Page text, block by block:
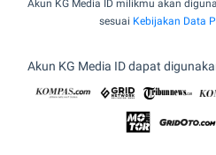
Akun KG Media ID milikmu akan
sesuai Kebijakan Data
Akun KG Media ID dapat